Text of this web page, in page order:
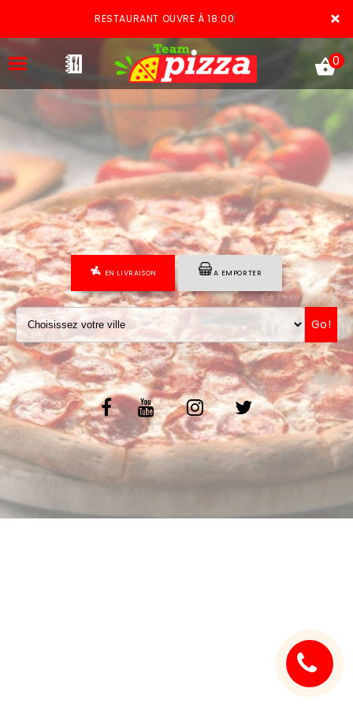
×
RESTAURANT OUVRE À 18:00
ACCUEIL
LA CARTE
VOTRE COMPTE
NOTRE RESTAURANT
VOS AVIS
MENTIONS LÉGALES
C.G.V
0
EN LIVRAISON A EMPORTER
Go!